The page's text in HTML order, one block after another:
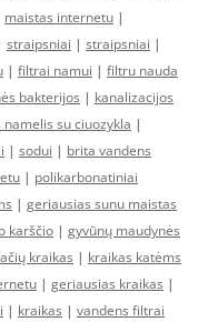
maistas internetu |
straipsniai | straipsniai |
| filtrai namui | filtru nauda
bakterijos | kanalizacijos
namelis su ciuozykla |
| sodui | brita vandens
| polikarbonatiniai
| geriausias sunu maistas
karščio | gyvūnų maudynės
kraikas | kraikas katėms
| geriausias kraikas |
| kraikas | vandens filtrai